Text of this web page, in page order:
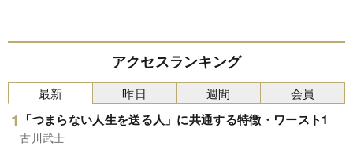
アクセスランキング
最新
「つまらない人生を送る人」に共通する特徴・ワースト1
古川武士
昨日 週間 会員